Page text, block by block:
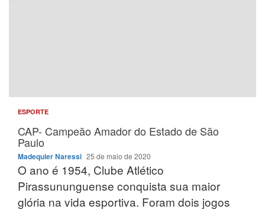
ESPORTE
CAP- Campeão Amador do Estado de São
Paulo
Madequier Naressi 25 de maio de 2020
O ano é 1954, Clube Atlético
Pirassununguense conquista sua maior
glória na vida esportiva. Foram dois jogos